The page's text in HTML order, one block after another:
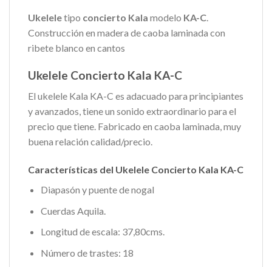
Ukeleletipo concierto Kala modelo KA-C.
Construcción en madera de caoba laminada con
ribete blanco en cantos
Ukelele Concierto Kala KA-C
El ukelele Kala KA-C es adacuado para principiantes
y avanzados, tiene un sonido extraordinario para el
precio que tiene. Fabricado en caoba laminada, muy
buena relación calidad/precio.
Características del Ukelele Concierto Kala KA-C
Diapasón y puente de nogal
Cuerdas Aquila.
Longitud de escala: 37,80cms.
Número de trastes: 18